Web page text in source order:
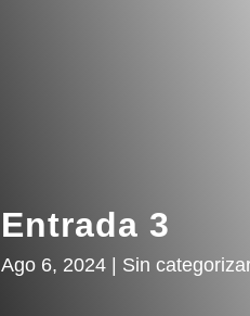
Entrada 3
Ago 6, 2024 Sin